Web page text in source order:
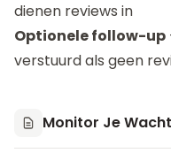
dienen reviews in
Optionele follow-up
verstuurd als geen
Monitor Je